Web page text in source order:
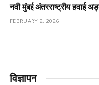
नवी मुंबई अंतरराष्ट्रीय हवाई
FEBRUARY 2, 2026
विज्ञापन